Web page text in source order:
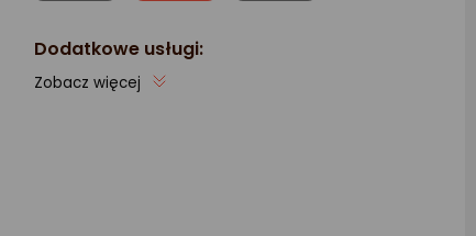
Dodatkowe usługi:
Zobacz więcej